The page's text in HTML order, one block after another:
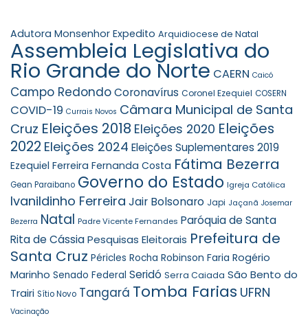
Adutora Monsenhor Expedito Arquidiocese de Natal
Assembleia Legislativa do
Rio Grande do Norte CAERN Caicó
Campo RedondoCoronavírus Coronel Ezequiel COSERN
COVID-19 Currais Novos Câmara Municipal de Santa
Cruz Eleições 2018 Eleições 2020 Eleições
2022 Eleições 2024 Eleições Suplementares 2019
Ezequiel Ferreira Fernanda Costa Fátima Bezerra
Gean Paraibano Governo do Estado Igreja Católica
Ivanildinho Ferreira Jair Bolsonaro Japi Jaçanã Josemar
Bezerra Natal Padre Vicente Fernandes Paróquia de Santa
Rita de CássiaPesquisas Eleitorais Prefeitura de
Santa Cruz Péricles Rocha Robinson Faria Rogério
Marinho Senado Federal Seridó Serra Caiada São Bento do
Trairi Sítio Novo Tangará Tomba Farias UFRN
Vacinação